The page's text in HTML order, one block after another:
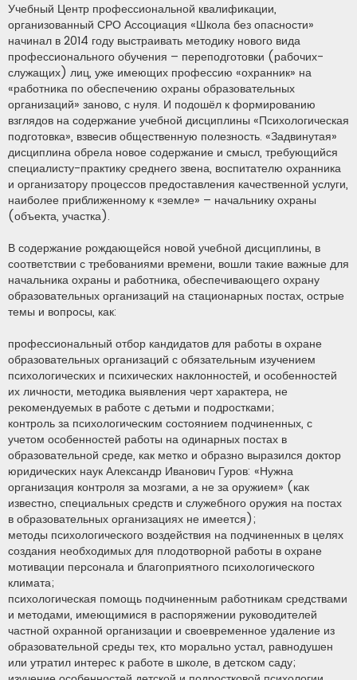
Учебный Центр профессиональной квалификации,
организованный СРО Ассоциация «Школа без опасности»
начинал в 2014 году выстраивать методику нового вида
профессионального обучения – переподготовки (рабочих-
служащих) лиц, уже имеющих профессию «охранник» на
«работника по обеспечению охраны образовательных
организаций» заново, с нуля. И подошёл к формированию
взглядов на содержание учебной дисциплины «Психологическая
подготовка», взвесив общественную полезность. «Задвинутая»
дисциплина обрела новое содержание и смысл, требующийся
специалисту-практику среднего звена, воспитателю охранника
и организатору процессов предоставления качественной услуги,
наиболее приближенному к «земле» – начальнику охраны
(объекта, участка).
В содержание рождающейся новой учебной дисциплины, в
соответствии с требованиями времени, вошли такие важные для
начальника охраны и работника, обеспечивающего охрану
образовательных организаций на стационарных постах, острые
темы и вопросы, как:
профессиональный отбор кандидатов для работы в охране
образовательных организаций с обязательным изучением
психологических и психических наклонностей, и особенностей
их личности, методика выявления черт характера, не
рекомендуемых в работе с детьми и подростками;
контроль за психологическим состоянием подчиненных, с
учетом особенностей работы на одинарных постах в
образовательной среде, как метко и образно выразился доктор
юридических наук Александр Иванович Гуров: «Нужна
организация контроля за мозгами, а не за оружием» (как
известно, специальных средств и служебного оружия на постах
в образовательных организациях не имеется);
методы психологического воздействия на подчиненных в целях
создания необходимых для плодотворной работы в охране
мотивации персонала и благоприятного психологического
климата;
психологическая помощь подчиненным работникам средствами
и методами, имеющимися в распоряжении руководителей
частной охранной организации и своевременное удаление из
образовательной среды тех, кто морально устал, равнодушен
или утратил интерес к работе в школе, в детском саду;